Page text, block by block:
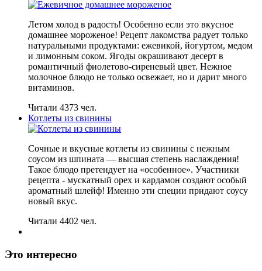
Летом холод в радость! Особенно если это вкусное
домашнее мороженое! Рецепт лакомства радует только
натуральными продуктами: ежевикой, йогуртом, медом
и лимонным соком. Ягоды окрашивают десерт в
романтичный фиолетово-сиреневый цвет. Нежное
молочное блюдо не только освежает, но и дарит много
витаминов.
Читали 4373 чел.
Котлеты из свинины
Сочные и вкусные котлеты из свинины с нежным
соусом из шпината — высшая степень наслаждения!
Такое блюдо претендует на «особенное». Участники
рецепта - мускатный орех и кардамон создают особый
ароматный шлейф! Именно эти специи придают соусу
новый вкус.
Читали 4402 чел.
Это интересно